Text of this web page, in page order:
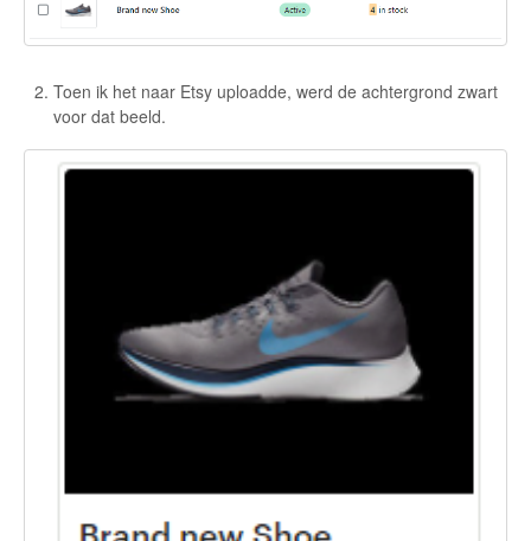
Page Wise Docs - Deutsch
Page Wise Docs - Italian
Page Wise Docs - Spanish
eBay Integration
Walmart Integration
Contact
Toen ik het naar Etsy uploadde, werd de achtergrond zwart
voor dat beeld.